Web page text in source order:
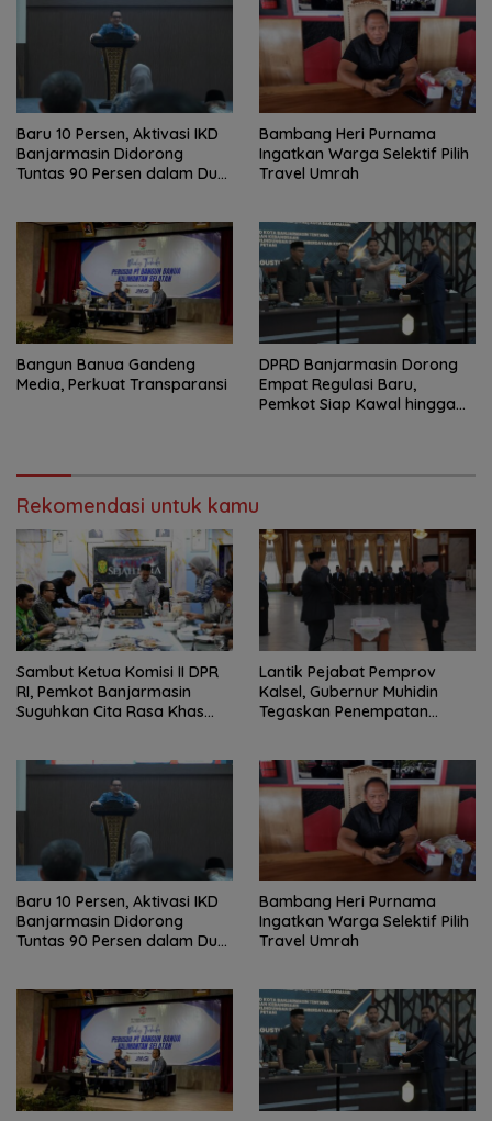
Baru 10 Persen, Aktivasi IKD
Banjarmasin Didorong
Tuntas 90 Persen dalam Dua
Bambang Heri Purnama
Ingatkan Warga Selektif Pilih
Travel Umrah
Bangun Banua Gandeng
Media, Perkuat Transparansi
DPRD Banjarmasin Dorong
Empat Regulasi Baru,
Pemkot Siap Kawal hingga
Rekomendasi untuk kamu
Sambut Ketua Komisi II DPR
RI, Pemkot Banjarmasin
Suguhkan Cita Rasa Khas
Lantik Pejabat Pemprov
Kalsel, Gubernur Muhidin
Tegaskan Penempatan
Baru 10 Persen, Aktivasi IKD
Banjarmasin Didorong
Tuntas 90 Persen dalam Dua
Bambang Heri Purnama
Ingatkan Warga Selektif Pilih
Travel Umrah